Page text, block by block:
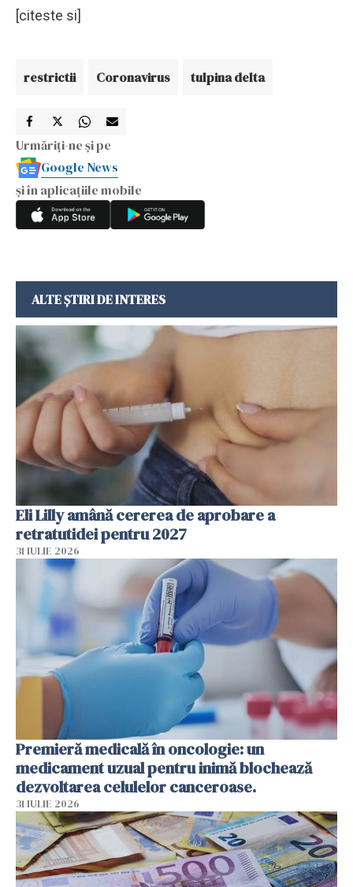
[citeste si]
restrictii Coronavirus tulpina delta
Urmăriți-ne și pe
Google News
și în aplicațiile mobile
ALTE ȘTIRI DE INTERES
Eli Lilly amână cererea de aprobare a
retratutidei pentru 2027
31 IULIE 2026
Premieră medicală în oncologie: un
medicament uzual pentru inimă blochează
dezvoltarea celulelor canceroase.
31 IULIE 2026